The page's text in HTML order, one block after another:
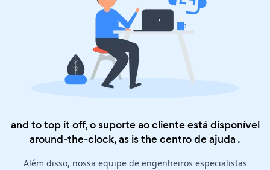
and to top it off, o suporte ao cliente está disponível
around-the-clock, as is thecentro de ajuda .
Além disso, nossa equipe de engenheiros especialistas